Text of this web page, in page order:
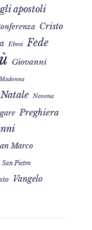
apostoli
Cristo
Ebrei Fede
Giovanni
Madonna
Natale Novena
Preghiera
Marco
San Pietro
Vangelo